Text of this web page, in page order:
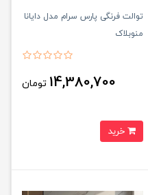
توالت فرنگی پارس سرام مدل دایانا
منوبلاک
14,380,700 تومان